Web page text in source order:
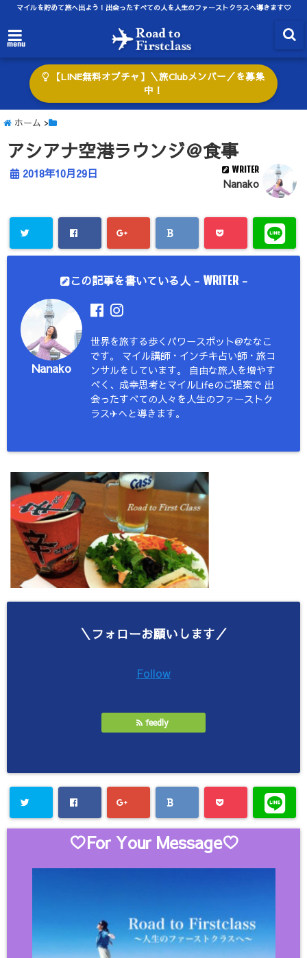
マイルを貯めて旅へ出よう！出会ったすべての人を人生のファーストクラスへ導きます♡
menu
【LINE無料オプチャ】＼旅Clubメンバー／を募集
中！
ホーム >
アシアナ空港ラウンジ＠食事
2018年10月29日 WRITER
Nanako
この記事を書いている人 - WRITER-
Nanako
世界を旅する歩くパワースポット@ななこ
です。 マイル講師・インチキ占い師・旅コ
ンサルをしています。 自由な旅人を増やす
べく、成幸思考とマイルLifeのご提案で 出
会ったすべての人々を人生のファーストク
ラス✈︎へと導きます。
＼フォローお願いします／
Follow
feedly
♡For Your Message♡